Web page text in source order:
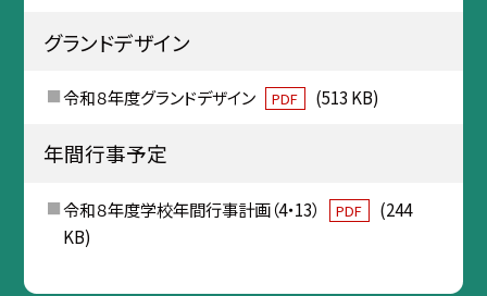
グランドデザイン
令和８年度グランドデザイン PDF (513 KB)
年間行事予定
令和８年度学校年間行事計画（4・13） PDF
(244
KB)